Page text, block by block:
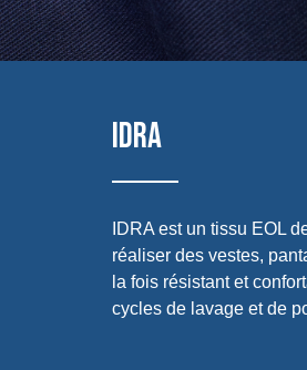
IRELAND & REPUBLIC
OF IRELAND
IDRA
IDRA est un tissu EOL
réaliser des vestes,
la fois résistant et
cycles de lavage et de